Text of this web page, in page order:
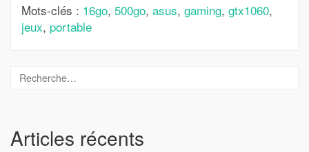
Mots-clés : 16go, 500go, asus, gaming, gtx1060,
jeux, portable
Articles récents